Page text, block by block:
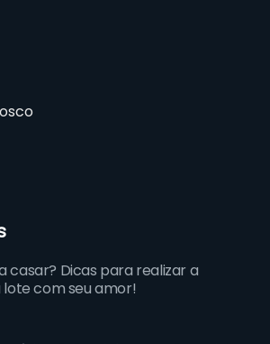
casar? Dicas para realizar a
com seu amor!